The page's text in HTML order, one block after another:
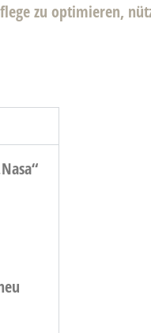
zu optimieren,